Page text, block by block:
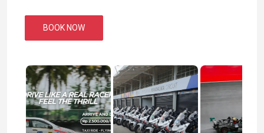
BOOK NOW